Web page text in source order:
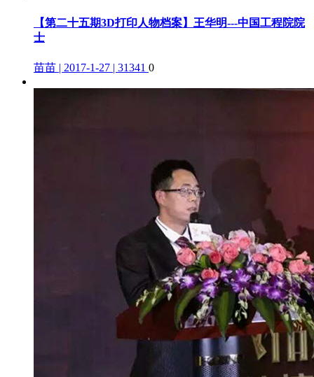
【第二十五期3D打印人物档案】王华明---中国工程院院
士
苗苗 | 2017-1-27 | 31341 0